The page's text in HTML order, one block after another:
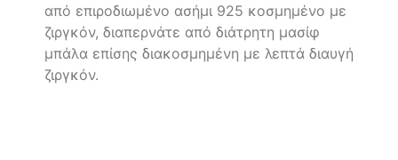
από επιροδιωμένο ασήμι 925 κοσμημένο με
ζιργκόν, διαπερνάτε από διάτρητη μασίφ
μπάλα επίσης διακοσμημένη με λεπτά διαυγή
ζιργκόν.